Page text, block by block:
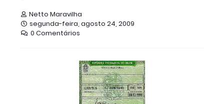
Netto Maravilha
segunda-feira, agosto 24, 2009
0 Comentários